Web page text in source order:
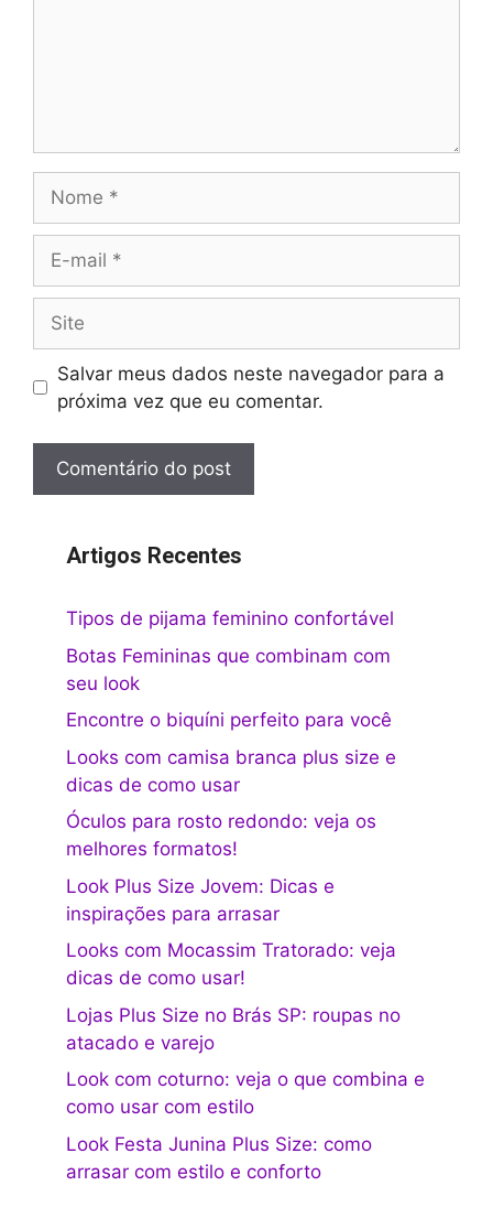
mail
Salvar meus dados neste navegador para a
próxima vez que eu comentar.
Artigos Recentes
Tipos de pijama feminino confortável
Botas Femininas que combinam com
seu look
Encontre o biquíni perfeito para você
Looks com camisa branca plus size e
dicas de como usar
Óculos para rosto redondo: veja os
melhores formatos!
Look Plus Size Jovem: Dicas e
inspirações para arrasar
Looks com Mocassim Tratorado: veja
dicas de como usar!
Lojas Plus Size no Brás SP: roupas no
atacado e varejo
Look com coturno: veja o que combina e
como usar com estilo
Look Festa Junina Plus Size: como
arrasar com estilo e conforto